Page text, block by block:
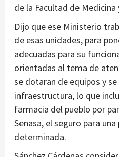
de la Facultad de
Dijo que ese Ministerio
de esas unidades, para
adecuadas para su
orientadas al tema de
se dotaran de equipos y
infraestructura, lo que
farmacia del pueblo por
Senasa, el seguro para
determinada.